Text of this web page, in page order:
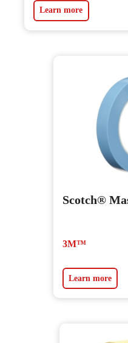
Learn more
Scotch®
3M™
Learn more